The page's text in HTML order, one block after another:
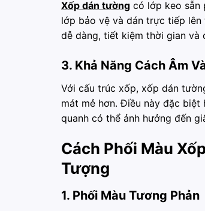
Xốp dán tường có lớp keo sẵn
lớp bảo vệ và dán trực tiếp
dễ dàng, tiết kiệm thời gian và
3. Khả Năng Cách Âm
Với cấu trúc xốp, xốp dán
mát mẻ hơn. Điều này đặc
quanh có thể ảnh hưởng đến
Cách Phối Màu
Tượng
1. Phối Màu Tương Phản